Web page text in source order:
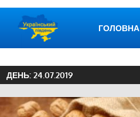
ГОЛОВНА
ДЕНЬ:24.07.2019